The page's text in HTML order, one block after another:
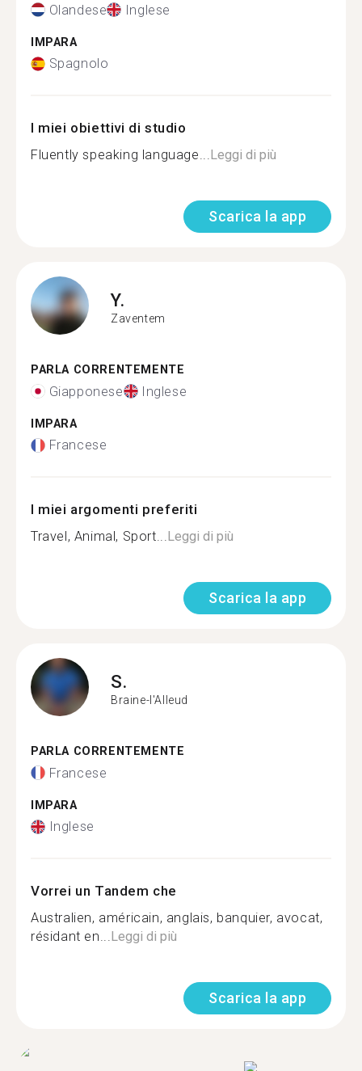
Olandese Inglese
IMPARA
Spagnolo
I miei obiettivi di studio
Fluently speaking language...Leggi di più
Scarica la app
Y.
Zaventem
PARLA CORRENTEMENTE
Giapponese Inglese
IMPARA
Francese
I miei argomenti preferiti
Travel, Animal, Sport...Leggi di più
Scarica la app
S.
Braine-l'Alleud
PARLA CORRENTEMENTE
Francese
IMPARA
Inglese
Vorrei un Tandem che
Australien, américain, anglais, banquier, avocat,
résidant en...Leggi di più
Scarica la app